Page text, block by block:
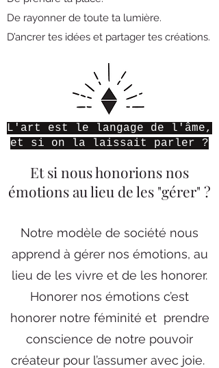
De rayonner de toute ta lumière.
D’ancrer tes idées et partager tes créations.
L'art est le langage de l'âme,
et si on la laissait parler ?
Et si nous honorions nos
émotions au lieu de les "gérer" ?
Notre modèle de société nous
apprend à gérer nos émotions, au
lieu de les vivre et de les honorer.
Honorer nos émotions c’est
honorer notre féminité et prendre
conscience de notre pouvoir
créateur pour l’assumer avec joie.